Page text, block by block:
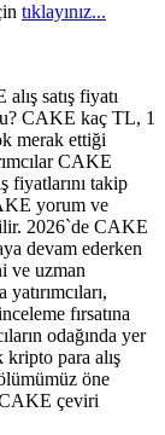
tıklayınız...
satış fiyatı
CAKE kaç TL, 1
merak ettiği
CAKE
fiyatlarını takip
yorum ve
2026`de CAKE
devam ederken
ve uzman
fırsatına
odağında yer
kripto para alış
öne
çeviri